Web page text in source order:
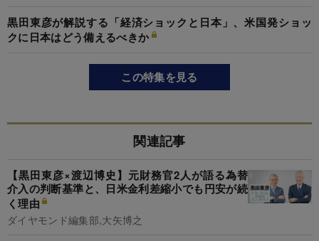
黒田東彦が解説する「経済ショックと日本」、米国発ショッ
クに日本はどう備えるべきか
この特集を見る
関連記事
【黒田東彦×渡辺博史】元財務官2人が語る為替
介入の判断基準と、日米金利差縮小でも円安が続
く理由
ダイヤモンド編集部,大矢博之